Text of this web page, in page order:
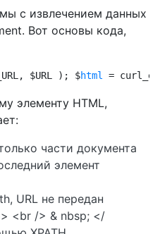
с извлечением данных
Вот основы кода,
$URL ); $html =
элементу HTML,
части документа
элемент
URL не передан
<br /> & nbsp; </